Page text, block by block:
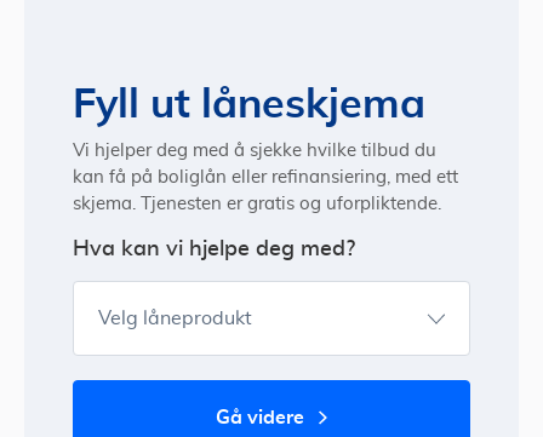
Fyll ut låneskjema
Vi hjelper deg med å sjekke hvilke tilbud du
kan få på boliglån eller refinansiering, med ett
skjema. Tjenesten er gratis og uforpliktende.
Hva kan vi hjelpe deg med?
Velg låneprodukt
gå videre